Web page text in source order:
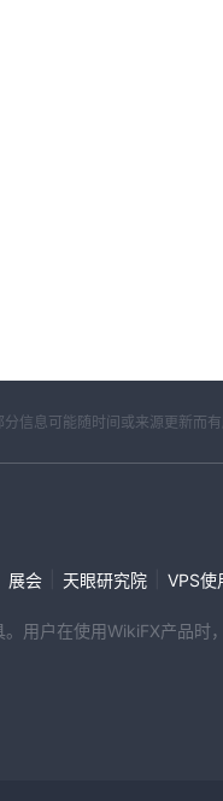
信息可能随时间或来源更新而
展会 天眼研究院 VPS使
用户在使用WikiFX产品时